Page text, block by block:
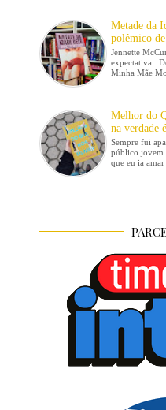
Metade da
polêmico
Jennette
expectativa .
Minha Mãe
Melhor do
na verdade
Sempre fui
público jovem
que eu ia